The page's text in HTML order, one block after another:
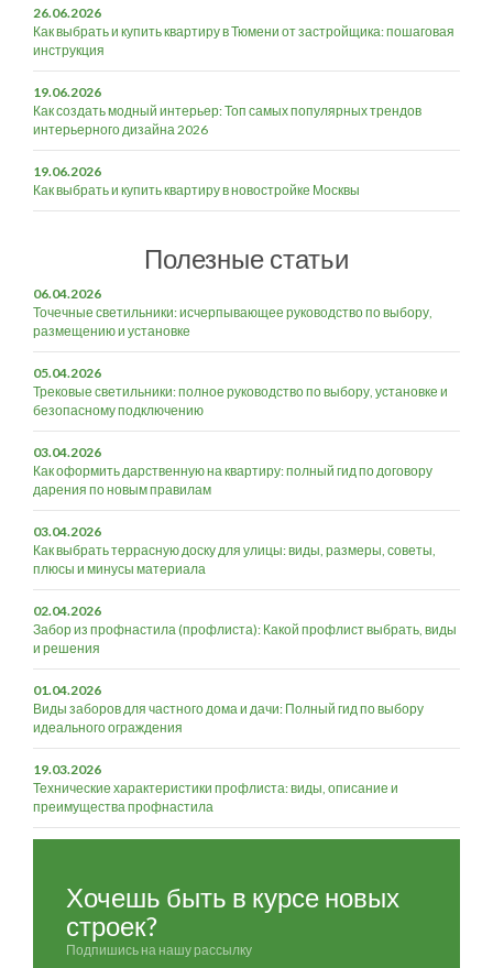
26.06.2026
Как выбрать и купить квартиру в Тюмени от застройщика: пошаговая
инструкция
19.06.2026
Как создать модный интерьер: Топ самых популярных трендов
интерьерного дизайна 2026
19.06.2026
Как выбрать и купить квартиру в новостройке Москвы
Полезные статьи
06.04.2026
Точечные светильники: исчерпывающее руководство по выбору,
размещению и установке
05.04.2026
Трековые светильники: полное руководство по выбору, установке и
безопасному подключению
03.04.2026
Как оформить дарственную на квартиру: полный гид по договору
дарения по новым правилам
03.04.2026
Как выбрать террасную доску для улицы: виды, размеры, советы,
плюсы и минусы материала
02.04.2026
Забор из профнастила (профлиста): Какой профлист выбрать, виды
и решения
01.04.2026
Виды заборов для частного дома и дачи: Полный гид по выбору
идеального ограждения
19.03.2026
Технические характеристики профлиста: виды, описание и
преимущества профнастила
Хочешь быть в курсе новых
строек?
Подпишись на нашу рассылку